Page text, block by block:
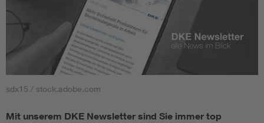
sdx15 / stock.adobe.com
Mit unserem DKE Newsletter sind Sie immer top